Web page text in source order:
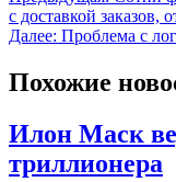
с доставкой заказов,
Далее: Проблема с
Похожие
Илон Маск
триллионера